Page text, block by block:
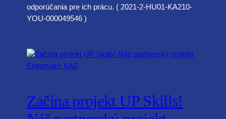
odporúčania pre ich prácu. ( 2021-2-HU01-KA210-
YOU-000049546 )
Začína projekt UP Skills!